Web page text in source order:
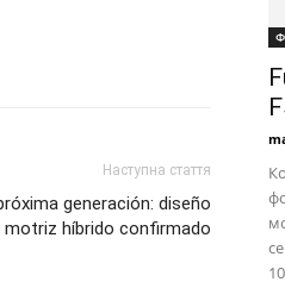
Наступна стаття
generación: diseño
motriz híbrido confirmado